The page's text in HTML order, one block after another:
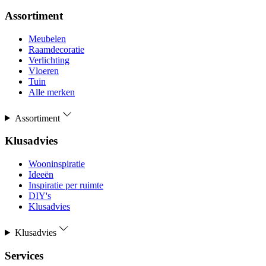
Assortiment
Meubelen
Raamdecoratie
Verlichting
Vloeren
Tuin
Alle merken
Assortiment
Klusadvies
Wooninspiratie
Ideeën
Inspiratie per ruimte
DIY's
Klusadvies
Klusadvies
Services